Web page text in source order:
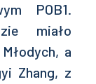
POB1.
miało
a
Zhang, z